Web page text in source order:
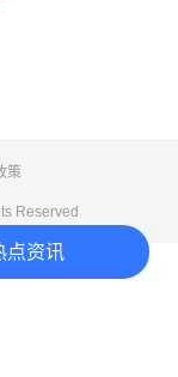
点资讯
策
Reserved